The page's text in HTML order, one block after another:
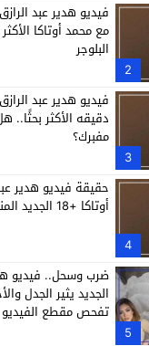
2
مع محمد أوتاكا
البلوجر
3
دقيقه الأكثر
مفبرك؟
4
حقيقة فيديو هدير
أوتاكا +18 الجديد المنتشر
5
ضرب وسحل.. فيديو
الجديد يثير الجدل
تفحص مقطع الفيديو